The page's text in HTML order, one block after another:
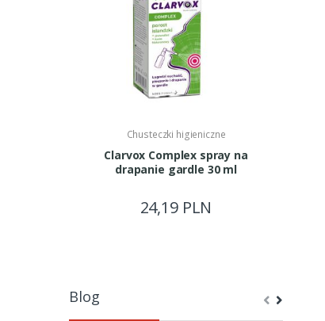
Chusteczki higieniczne
Clarvox Complex spray na
drapanie gardle 30 ml
24,19 PLN
Blog